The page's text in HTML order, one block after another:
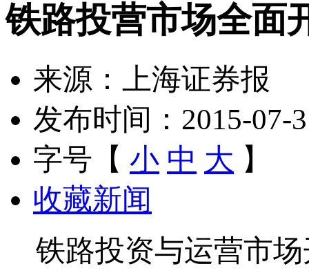
铁路投营市场全面
来源：上海证券报
发布时间：2015-07-
字号【 小 中 大 】
收藏新闻
铁路投资与运营市场